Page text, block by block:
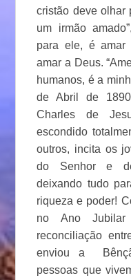
cristão deve olhar
um irmão
para ele, é amar
amar a Deus.
humanos, é a
de Abril de
Charles de
escondido
outros, incita os
do Senhor e
deixando tudo
riqueza e poder!
no Ano
reconciliação
enviou a
pessoas que